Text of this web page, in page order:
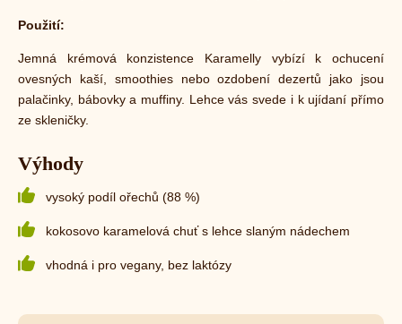
Použití:
Jemná krémová konzistence Karamelly vybízí k ochucení
ovesných kaší, smoothies nebo ozdobení dezertů jako jsou
palačinky, bábovky a muffiny. Lehce vás svede i k ujídaní přímo
ze skleničky.
Výhody
vysoký podíl ořechů (88 %)
kokosovo karamelová chuť s lehce slaným nádechem
vhodná i pro vegany, bez laktózy